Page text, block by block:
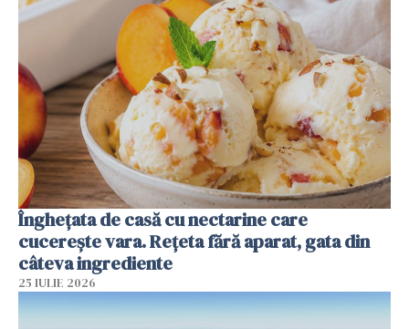
Înghețata de casă cu nectarine care
cucerește vara. Rețeta fără aparat, gata din
câteva ingrediente
25 IULIE 2026